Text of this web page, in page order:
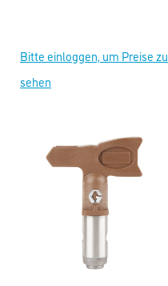
Bitte einloggen, um Preise zu
sehen